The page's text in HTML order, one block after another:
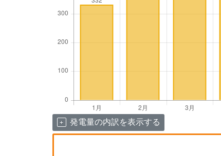
発電量の内訳を表示する